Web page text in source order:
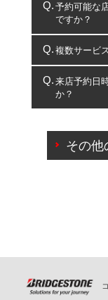
予約可能な
ですか？
コクピット
複数サービ
複数サービ
一部の商品・
出来ないものも
来店予約日
か？
ご来店予約
の日時変更
その他